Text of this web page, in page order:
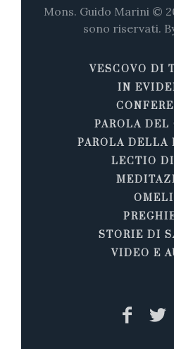
Mons. Guido Marini ©
sono riservati.
VESCOVO DI
IN
PAROLA DEL
PAROLA DELLA
LECTIO
STORIE DI
VIDEO E